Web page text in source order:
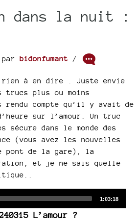
dans la nuit :
par bidonfumant /
rien à en dire . Juste envie
trucs plus ou moins
rendu compte qu’il y avait de
sur l’amour. Un truc
sécure dans le monde des
(vous avez les nouvelles
pont de la gare), la
et je ne sais quelle
Total
1:03:18
L’amour ?